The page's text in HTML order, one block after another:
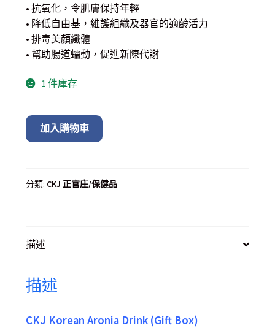
• 抗氧化，令肌膚保持年輕
• 降低自由基，維護組織及器官的適齡活力
• 排毒美顏纖體
• 幫助腸道蠕動，促進新陳代謝
1 件庫存
加入購物車
分類: CKJ 正官庄/保健品
描述
描述
CKJ Korean Aronia Drink (Gift Box)